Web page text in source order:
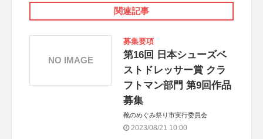
関連記事
募集要項
第16回 日本シューズベ
ストドレッサー賞 クラ
フトマン部門 第9回作品
募集
靴のめぐみ祭り市実行委員会
2023/08/21 10:00
NO IMAGE